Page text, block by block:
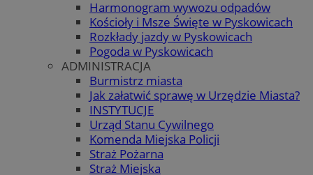
Harmonogram wywozu odpadów
Kościoły i Msze Święte w Pyskowicach
Rozkłady jazdy w Pyskowicach
Pogoda w Pyskowicach
ADMINISTRACJA
Burmistrz miasta
Jak załatwić sprawę w Urzędzie Miasta?
INSTYTUCJE
Urząd Stanu Cywilnego
Komenda Miejska Policji
Straż Pożarna
Straż Miejska